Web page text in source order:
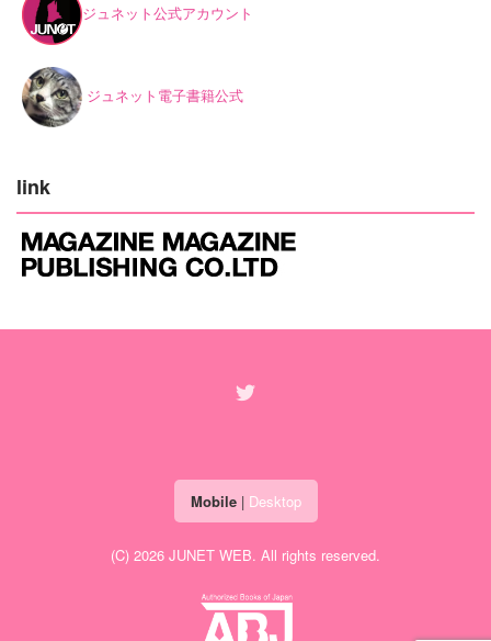
ジュネット公式アカウント
ジュネット電子書籍公式
link
Mobile| Desktop
(C) 2026 JUNET WEB. All rights reserved.